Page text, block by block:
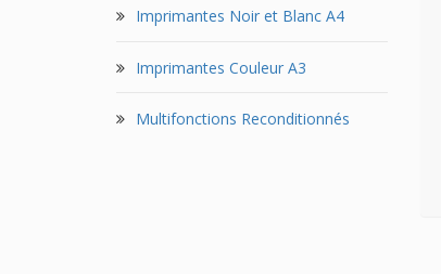
Imprimantes Noir et Blanc A4
Imprimantes Couleur A3
Multifonctions Reconditionnés